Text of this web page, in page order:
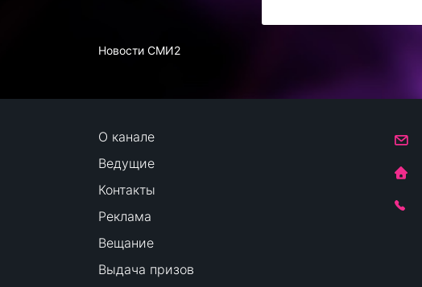
Новости СМИ2
О канале
Ведущие
Контакты
Реклама
Вещание
Выдача призов